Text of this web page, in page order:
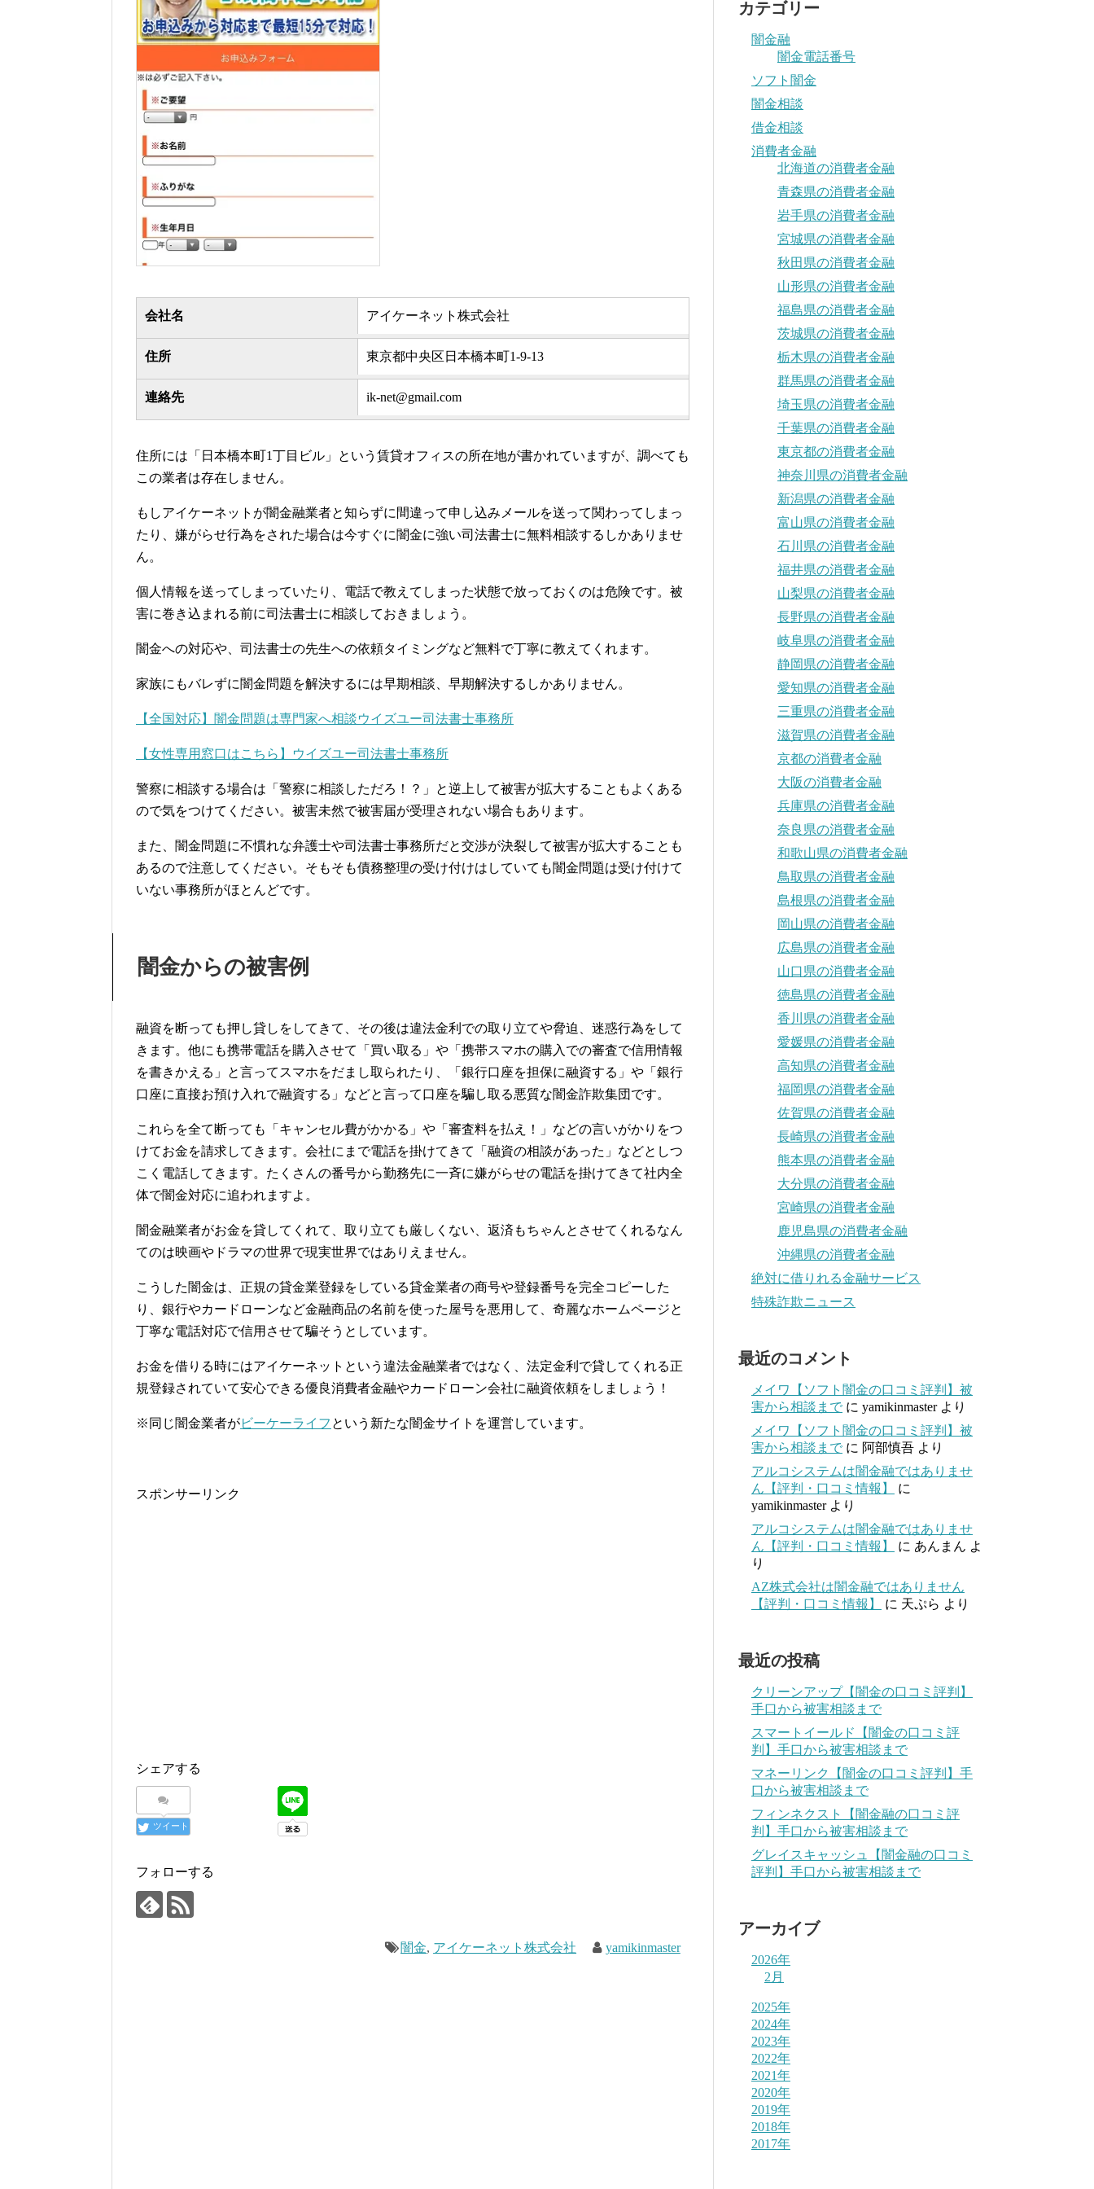
会社名 アイケーネット株式会社
住所 東京都中央区日本橋本町1-9-13
連絡先 ik-net@gmail.com
住所には「日本橋本町1丁目ビル」という賃貸オフィスの所在地が書かれていますが、調べても
この業者は存在しません。
もしアイケーネットが闇金融業者と知らずに間違って申し込みメールを送って関わってしまっ
たり、嫌がらせ行為をされた場合は今すぐに闇金に強い司法書士に無料相談するしかありませ
ん。
個人情報を送ってしまっていたり、電話で教えてしまった状態で放っておくのは危険です。被
害に巻き込まれる前に司法書士に相談しておきましょう。
闇金への対応や、司法書士の先生への依頼タイミングなど無料で丁寧に教えてくれます。
家族にもバレずに闇金問題を解決するには早期相談、早期解決するしかありません。
【全国対応】闇金問題は専門家へ相談ウイズユー司法書士事務所
【女性専用窓口はこちら】ウイズユー司法書士事務所
警察に相談する場合は「警察に相談しただろ！？」と逆上して被害が拡大することもよくある
ので気をつけてください。被害未然で被害届が受理されない場合もあります。
また、闇金問題に不慣れな弁護士や司法書士事務所だと交渉が決裂して被害が拡大することも
あるので注意してください。そもそも債務整理の受け付けはしていても闇金問題は受け付けて
いない事務所がほとんどです。
闇金からの被害例
融資を断っても押し貸しをしてきて、その後は違法金利での取り立てや脅迫、迷惑行為をして
きます。他にも携帯電話を購入させて「買い取る」や「携帯スマホの購入での審査で信用情報
を書きかえる」と言ってスマホをだまし取られたり、「銀行口座を担保に融資する」や「銀行
口座に直接お預け入れで融資する」などと言って口座を騙し取る悪質な闇金詐欺集団です。
これらを全て断っても「キャンセル費がかかる」や「審査料を払え！」などの言いがかりをつ
けてお金を請求してきます。会社にまで電話を掛けてきて「融資の相談があった」などとしつ
こく電話してきます。たくさんの番号から勤務先に一斉に嫌がらせの電話を掛けてきて社内全
体で闇金対応に追われますよ。
闇金融業者がお金を貸してくれて、取り立ても厳しくない、返済もちゃんとさせてくれるなん
てのは映画やドラマの世界で現実世界ではありえません。
こうした闇金は、正規の貸金業登録をしている貸金業者の商号や登録番号を完全コピーした
り、銀行やカードローンなど金融商品の名前を使った屋号を悪用して、奇麗なホームページと
丁寧な電話対応で信用させて騙そうとしています。
お金を借りる時にはアイケーネットという違法金融業者ではなく、法定金利で貸してくれる正
規登録されていて安心できる優良消費者金融やカードローン会社に融資依頼をしましょう！
※同じ闇金業者がビーケーライフ という新たな闇金サイトを運営しています。
スポンサーリンク
シェアする
ツイート
フォローする
闇金, アイケーネット株式会社 yamikinmaster
カテゴリー
闇金融
闇金電話番号
ソフト闇金
闇金相談
借金相談
消費者金融
北海道の消費者金融
青森県の消費者金融
岩手県の消費者金融
宮城県の消費者金融
秋田県の消費者金融
山形県の消費者金融
福島県の消費者金融
茨城県の消費者金融
栃木県の消費者金融
群馬県の消費者金融
埼玉県の消費者金融
千葉県の消費者金融
東京都の消費者金融
神奈川県の消費者金融
新潟県の消費者金融
富山県の消費者金融
石川県の消費者金融
福井県の消費者金融
山梨県の消費者金融
長野県の消費者金融
岐阜県の消費者金融
静岡県の消費者金融
愛知県の消費者金融
三重県の消費者金融
滋賀県の消費者金融
京都の消費者金融
大阪の消費者金融
兵庫県の消費者金融
奈良県の消費者金融
和歌山県の消費者金融
鳥取県の消費者金融
島根県の消費者金融
岡山県の消費者金融
広島県の消費者金融
山口県の消費者金融
徳島県の消費者金融
香川県の消費者金融
愛媛県の消費者金融
高知県の消費者金融
福岡県の消費者金融
佐賀県の消費者金融
長崎県の消費者金融
熊本県の消費者金融
大分県の消費者金融
宮崎県の消費者金融
鹿児島県の消費者金融
沖縄県の消費者金融
絶対に借りれる金融サービス
特殊詐欺ニュース
最近のコメント
メイワ【ソフト闇金の口コミ評判】被
害から相談まで に yamikinmasterより
メイワ【ソフト闇金の口コミ評判】被
害から相談まで に 阿部慎吾 より
アルコシステムは闇金融ではありませ
ん【評判・口コミ情報】
に
yamikinmasterより
アルコシステムは闇金融ではありませ
ん【評判・口コミ情報】
に あんまん よ
り
AZ株式会社は闇金融ではありません
【評判・口コミ情報】
に 天ぷら より
最近の投稿
クリーンアップ【闇金の口コミ評判】
手口から被害相談まで
スマートイールド【闇金の口コミ評
判】手口から被害相談まで
マネーリンク【闇金の口コミ評判】手
口から被害相談まで
フィンネクスト【闇金融の口コミ評
判】手口から被害相談まで
グレイスキャッシュ【闇金融の口コミ
評判】手口から被害相談まで
アーカイブ
2026年
2月
2025年
2024年
2023年
2022年
2021年
2020年
2019年
2018年
2017年